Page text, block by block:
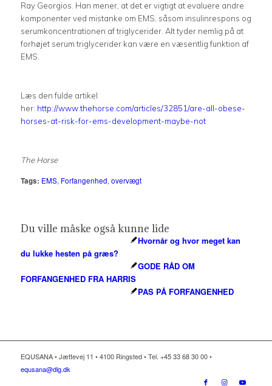
Ray Georgios. Han mener, at det er vigtigt at evaluere andre
komponenter ved mistanke om EMS, såsom insulinrespons og
serumkoncentrationen af triglycerider. Alt tyder nemlig på at
forhøjet serum triglycerider kan være en væsentlig funktion af
EMS.
Læs den fulde artikel
her: http://www.thehorse.com/articles/32851/are-all-obese-
horses-at-risk-for-ems-development-maybe-not
The Horse
Tags: EMS, Forfangenhed, overvægt
Du ville måske også kunne lide
Hvornår og hvor meget kan
du lukke hesten på græs?
GODE RÅD OM
FORFANGENHED FRA HARRIS
PAS PÅ FORFANGENHED
EQUSANA • Jættevej 11 • 4100 Ringsted • Tel. +45 33 68 30 00 •
equsana@dlg.dk